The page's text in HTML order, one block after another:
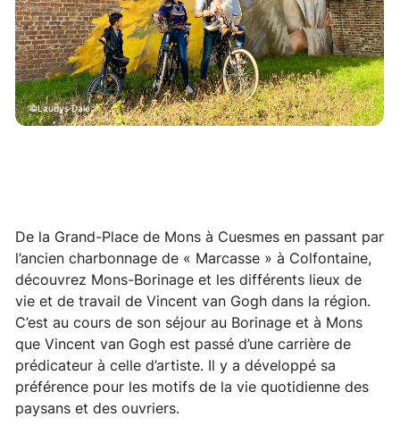
Laudys Daie
De la Grand-Place de Mons à Cuesmes en passant par
l’ancien charbonnage de « Marcasse » à Colfontaine,
découvrez Mons-Borinage et les différents lieux de
vie et de travail de Vincent van Gogh dans la région.
C’est au cours de son séjour au Borinage et à Mons
que Vincent van Gogh est passé d’une carrière de
prédicateur à celle d’artiste. Il y a développé sa
préférence pour les motifs de la vie quotidienne des
paysans et des ouvriers.